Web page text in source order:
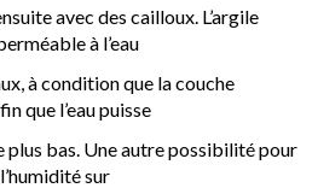
avec des cailloux. L’argile
à l’eau
à condition que la couche
que l’eau puisse
plus bas. Une autre possibilité pour
sur